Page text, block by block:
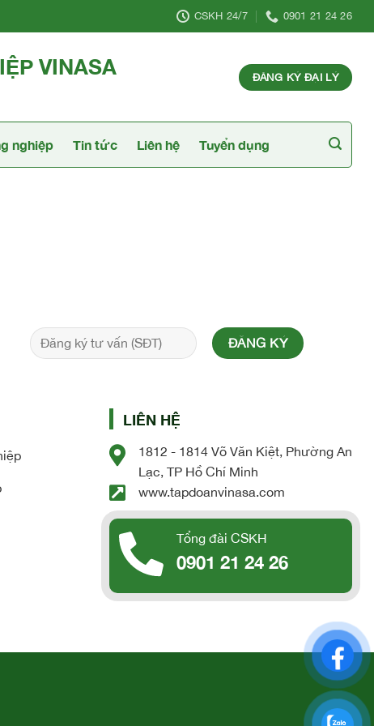
CSKH 24/7 0901 21 24 26
VINASA ĐĂNG KÝ ĐẠI LÝ
nghiệp Tin tức Liên hệ Tuyển dụng
LIÊN HỆ
1812 - 1814 Võ Văn Kiệt, Phường An
Lạc, TP Hồ Chí Minh
www.tapdoanvinasa.com
Tổng đài CSKH
0901 21 24 26